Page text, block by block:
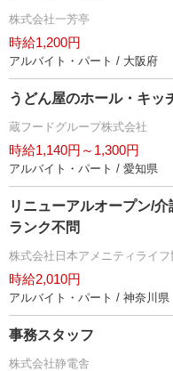
株式会社一芳亭
時給1,200円
アルバイト・パート / 大阪府
うどん屋のホール・キッ
蔵フードグループ株式会社
時給1,140円～1,300円
アルバイト・パート / 愛知県
リニューアルオープン/
ランク不問
株式会社日本アメニティライフ
時給2,010円
アルバイト・パート / 神奈川県
事務スタッフ
株式会社静電舎